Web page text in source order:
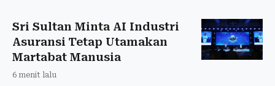
Sri Sultan Minta AI Industri
Asuransi Tetap Utamakan
Martabat Manusia
6 menit lalu